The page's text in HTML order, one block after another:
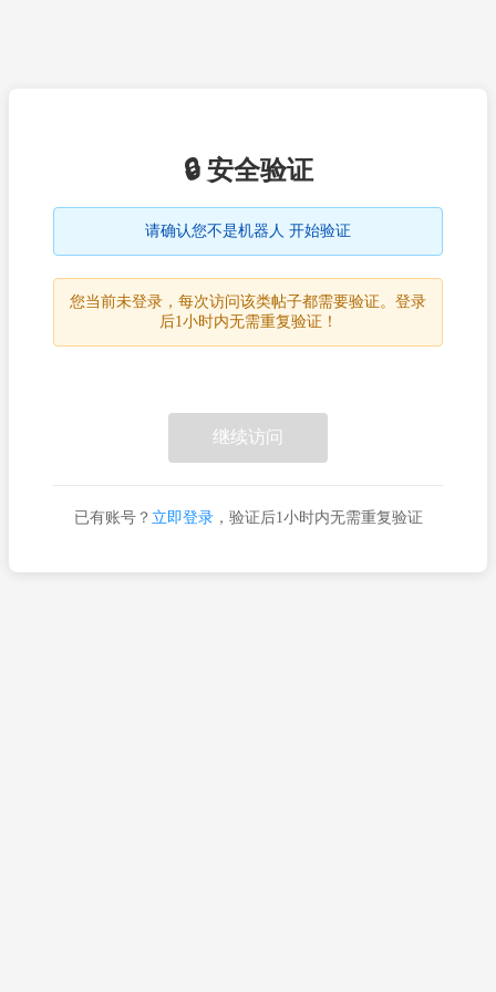
🔒 安全验证
请确认您不是机器人 开始验证
您当前未登录，每次访问该类帖子都需要验证。登录
后1小时内无需重复验证！
继续访问
已有账号？ 立即登录，验证后1小时内无需重复验证